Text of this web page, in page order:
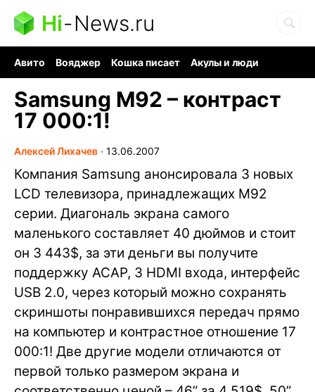
Hi-News.ru
Авито Вояджер Кошка писает
Акулы и люди
Samsung M92 – контраст
17 000:1!
Алексей Лихачев ∙ 13.06.2007
Компания Samsung анонсировала 3 новых
LCD телевизора, принадлежащих M92
серии. Диагональ экрана самого
маленького составляет 40 дюймов и стоит
он 3 443$, за эти деньги вы получите
поддержку ACAP, 3 HDMI входа, интерфейс
USB 2.0, через который можно сохранять
скриншоты понравившихся передач прямо
на компьютер и контрастное отношение 17
000:1! Две другие модели отличаются от
первой только размером экрана и